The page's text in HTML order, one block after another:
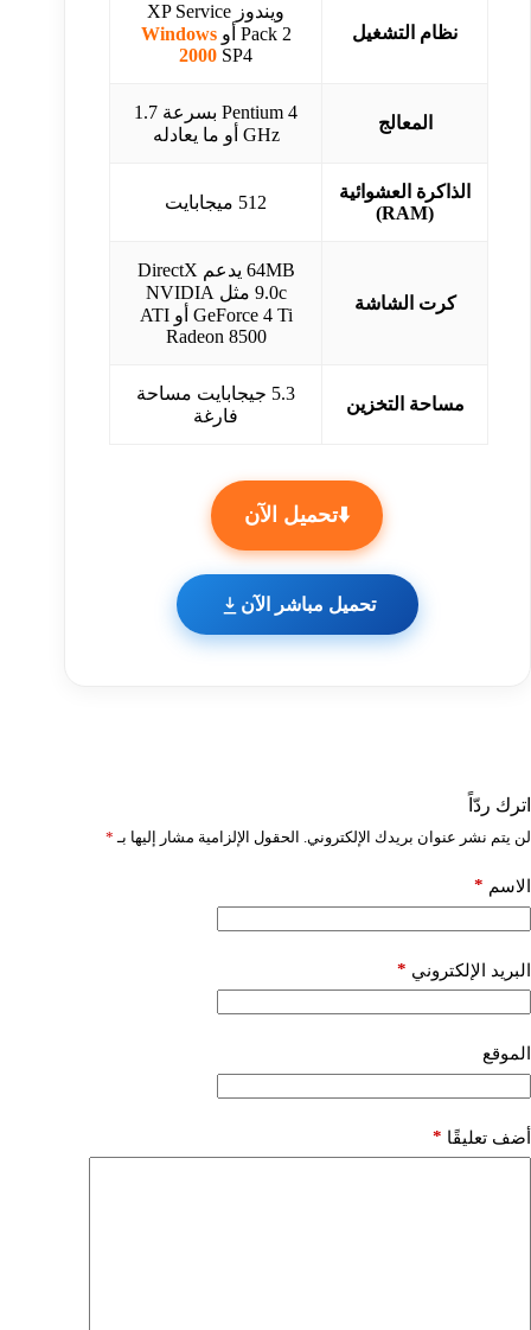
نظام التشغيل
ويندوز XP Service
Pack 2 أو
Windows
2000 SP4
المعالج
Pentium 4 بسرعة 1.7
GHz أو ما يعادله
الذاكرة العشوائية
(RAM)
512 ميجابايت
كرت الشاشة
64MB يدعم DirectX
9.0c مثل NVIDIA
GeForce 4 Ti أو ATI
Radeon 8500
مساحة التخزين
5.3 جيجابايت مساحة
فارغة
⬇️تحميل الآن
تحميل مباشر الآن
اترك ردّاً
لن يتم نشر عنوان بريدك الإلكتروني. الحقول الإلزامية مشار إليها بـ *
الاسم *
البريد الإلكتروني *
الموقع
أضف تعليقًا *